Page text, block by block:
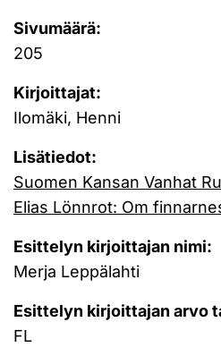
Sivumäärä:
205
Kirjoittajat:
Ilomäki, Henni
Lisätiedot:
Suomen Kansan Vanhat
Elias Lönnrot: Om
Esittelyn kirjoittajan nimi:
Merja Leppälahti
Esittelyn kirjoittajan arvo
FL